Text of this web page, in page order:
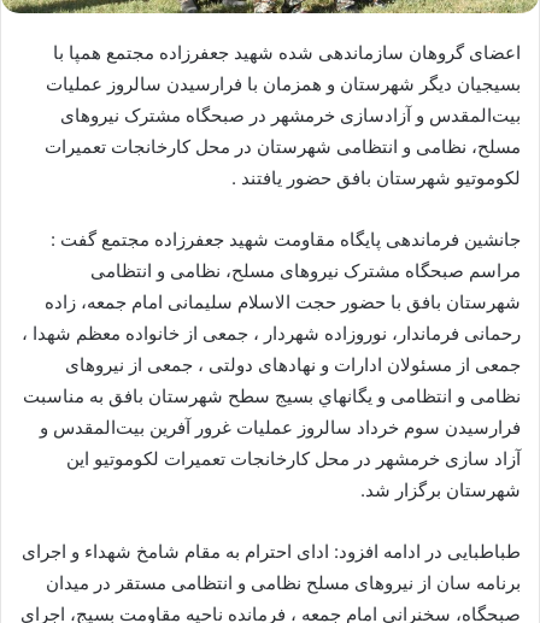
اعضای گروهان سازماندهی شده شهید جعفرزاده مجتمع همپا با
بسیجیان دیگر شهرستان و همزمان با فرارسیدن سالروز عملیات
بیت‌المقدس و آزادسازی خرمشهر در صبحگاه مشترک نیروهای
مسلح، نظامی و انتظامی شهرستان در محل كارخانجات تعميرات
لكوموتيو شهرستان بافق حضور یافتند .
جانشین فرماندهی پایگاه مقاومت شهید جعفرزاده مجتمع گفت :
مراسم صبحگاه مشترک نیروهای مسلح، نظامی و انتظامی
شهرستان بافق با حضور حجت الاسلام سلیمانی امام جمعه، زاده
رحمانی فرماندار، نوروزاده شهردار ، جمعی از خانواده معظم شهدا ،
جمعی از مسئولان ادارات و نهادهای دولتی ، جمعی از نیروهای
نظامی و انتظامی و يگانهاي بسيج سطح شهرستان بافق به مناسبت
فرارسیدن سوم خرداد سالروز عملیات غرور آفرین بیت‌المقدس و
آزاد سازی خرمشهر در محل کارخانجات تعمیرات لکوموتیو این
شهرستان برگزار شد.
طباطبایی در ادامه افزود: ادای احترام به مقام شامخ شهداء و اجرای
برنامه سان از نیروهای مسلح نظامی و انتظامی مستقر در میدان
صبحگاه، سخنرانی امام جمعه ، فرمانده ناحیه مقاومت بسیج، اجرای